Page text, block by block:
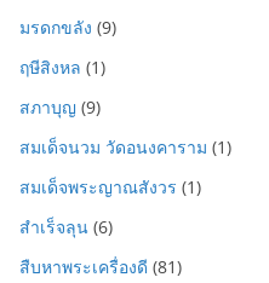
มรดกขลัง (9)
ฤษีสิงหล (1)
สภาบุญ (9)
สมเด็จนวม วัดอนงคาราม (1)
สมเด็จพระญาณสังวร (1)
สำเร็จลุน (6)
สืบหาพระเครื่องดี (81)